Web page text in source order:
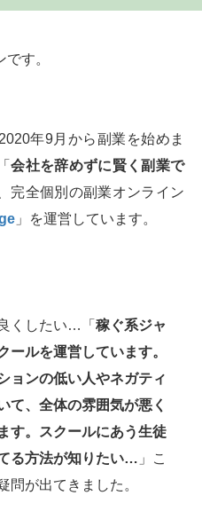
す。
年9月から副業を始めま
会社を辞めずに賢く副業で
完全個別の副業オンライン
」を運営しています。
くしたい…「 稼ぐ系ジャ
ールを運営しています。
ョンの低い人やネガティ
て、全体の雰囲気が悪く
す。スクールにあう生徒
る方法が知りたい… 」こ
問が出てきました。